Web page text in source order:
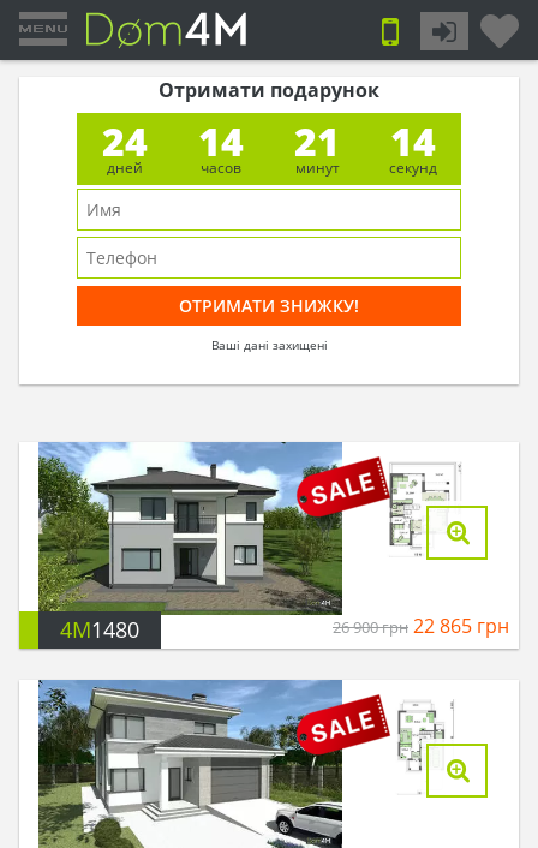
Отримати подарунок
24
дней
14
часов
21
минут
13
секунд
Ваші дані захищені
4M1480 26 900грн 22 865 грн